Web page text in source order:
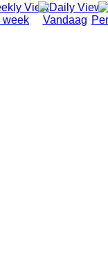
week Vandaag